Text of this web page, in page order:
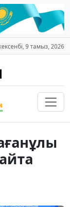
9 тамыз, 2026